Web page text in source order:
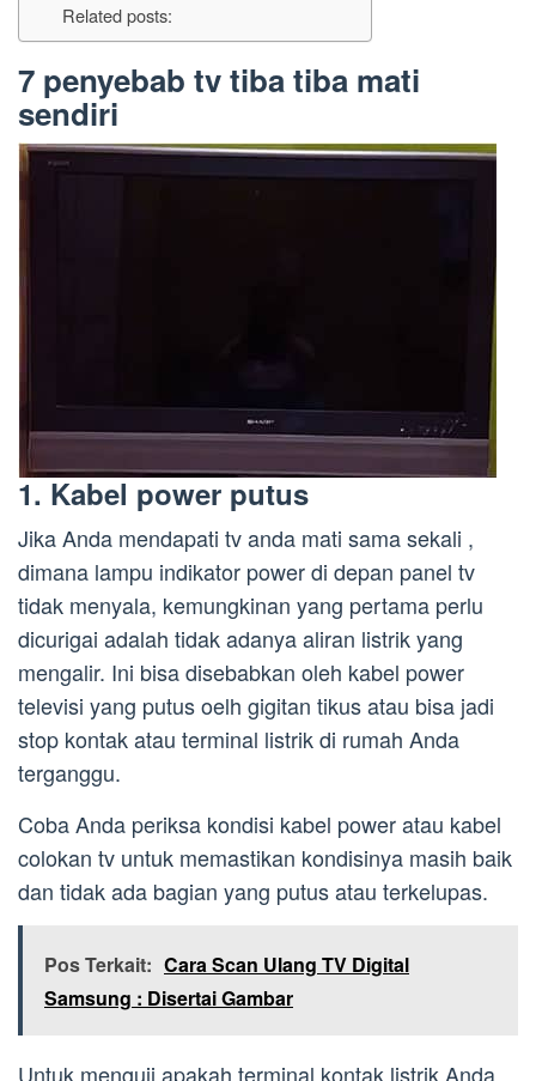
Related posts:
7 penyebab tv tiba tiba mati
sendiri
1. Kabel power putus
Jika Anda mendapati tv anda mati sama sekali ,
dimana lampu indikator power di depan panel tv
tidak menyala, kemungkinan yang pertama perlu
dicurigai adalah tidak adanya aliran listrik yang
mengalir. Ini bisa disebabkan oleh kabel power
televisi yang putus oelh gigitan tikus atau bisa jadi
stop kontak atau terminal listrik di rumah Anda
terganggu.
Coba Anda periksa kondisi kabel power atau kabel
colokan tv untuk memastikan kondisinya masih baik
dan tidak ada bagian yang putus atau terkelupas.
Pos Terkait: Cara Scan Ulang TV Digital
Samsung : Disertai Gambar
Untuk menguji apakah terminal kontak listrik Anda